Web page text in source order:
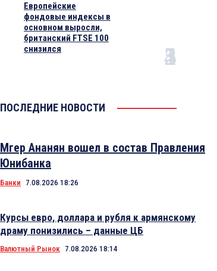
Европейские
фондовые индексы в
основном выросли,
британский FTSE 100
снизился
ПОСЛЕДНИЕ НОВОСТИ
Мгер Ананян вошел в состав Правления
Юнибанка
Банки 7.08.2026 18:26
Курсы евро, доллара и рубля к армянскому
драму понизились – данные ЦБ
Валютный Рынок 7.08.2026 18:14